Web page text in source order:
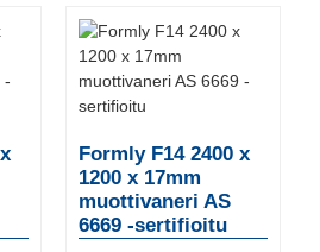
Formly F14 2400 x
1200 x 17mm
muottivaneri AS
6669 -sertifioitu